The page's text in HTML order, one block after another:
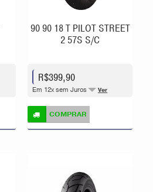
90 90 18 T PILOT STREET
2 57S S/C
R$399,90
Em 12x sem Juros Ver
COMPRAR